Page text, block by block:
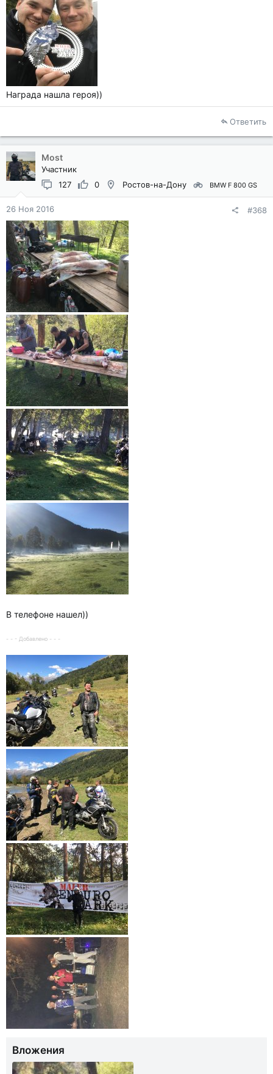
Награда нашла героя))
Ответить
Most
Участник
127
0 Ростов-на-Дону BMW F 800 GS
26 Ноя 2016 #368
В телефоне нашел))
- - - Добавлено - - -
Вложения